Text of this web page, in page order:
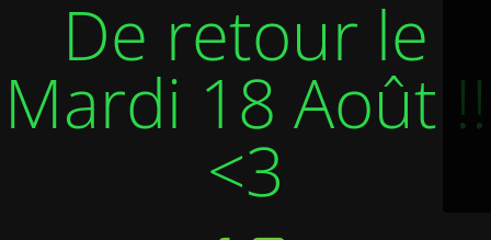
De retour le
Mardi 18 Août !!
<3